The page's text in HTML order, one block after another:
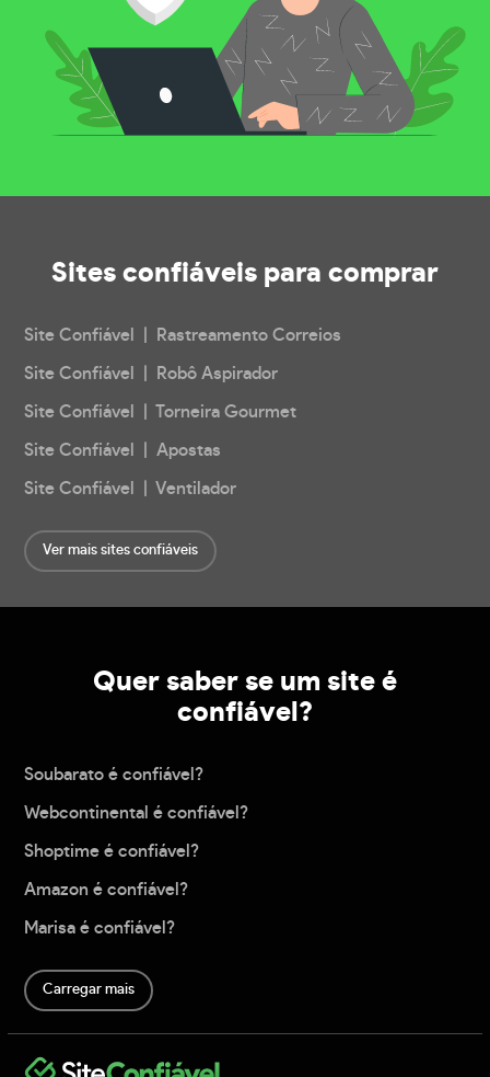
Sites confiáveis para comprar
Site Confiável | Rastreamento Correios
Site Confiável | Robô Aspirador
Site Confiável | Torneira Gourmet
Site Confiável | Apostas
Site Confiável | Ventilador
Ver mais sites confiáveis
Quer saber se um site é
confiável?
Soubarato é confiável?
Webcontinental é confiável?
Shoptime é confiável?
Amazon é confiável?
Marisa é confiável?
Carregar mais